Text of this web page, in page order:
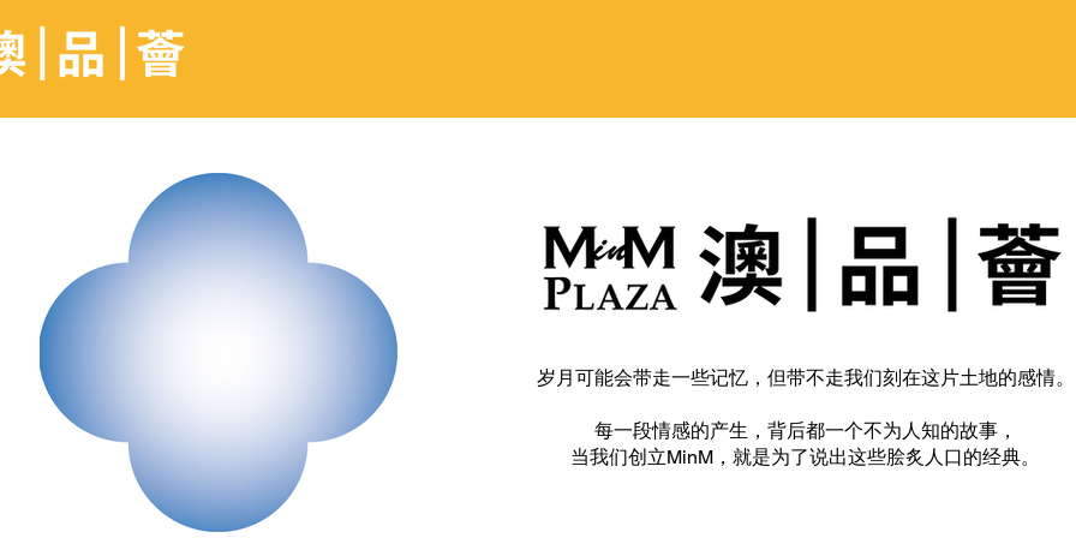
岁月可能会带走一些记忆，但带不走我们刻在这片土地的感情。
每一段情感的产生，背后都一个不为人知的故事，
当我们创立MinM，就是为了说出这些脍炙人口的经典。